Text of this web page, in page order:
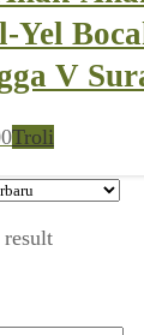
Yel
V
Troli